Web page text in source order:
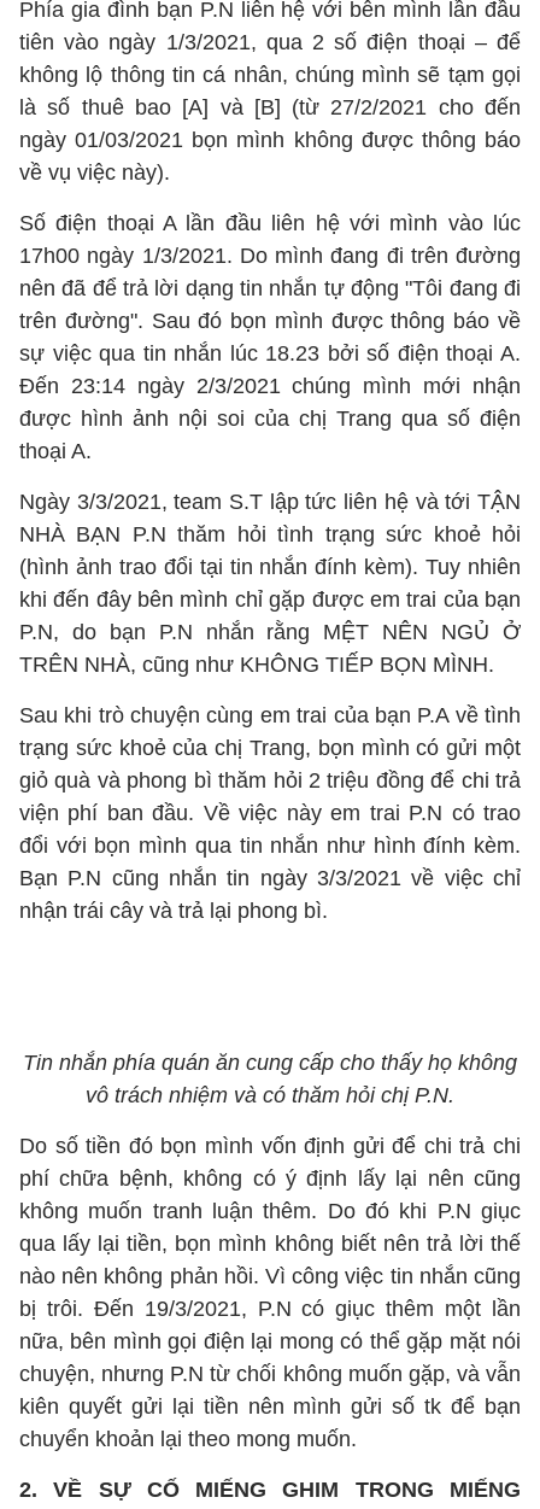
Phía gia đình bạn P.N liên hệ với bên mình lần đầu
tiên vào ngày 1/3/2021, qua 2 số điện thoại – để
không lộ thông tin cá nhân, chúng mình sẽ tạm gọi
là số thuê bao [A] và [B] (từ 27/2/2021 cho đến
ngày 01/03/2021 bọn mình không được thông báo
về vụ việc này).
Số điện thoại A lần đầu liên hệ với mình vào lúc
17h00 ngày 1/3/2021. Do mình đang đi trên đường
nên đã để trả lời dạng tin nhắn tự động "Tôi đang đi
trên đường". Sau đó bọn mình được thông báo về
sự việc qua tin nhắn lúc 18.23 bởi số điện thoại A.
Đến 23:14 ngày 2/3/2021 chúng mình mới nhận
được hình ảnh nội soi của chị Trang qua số điện
thoại A.
Ngày 3/3/2021, team S.T lập tức liên hệ và tới TẬN
NHÀ BẠN P.N thăm hỏi tình trạng sức khoẻ hỏi
(hình ảnh trao đổi tại tin nhắn đính kèm). Tuy nhiên
khi đến đây bên mình chỉ gặp được em trai của bạn
P.N, do bạn P.N nhắn rằng MỆT NÊN NGỦ Ở
TRÊN NHÀ, cũng như KHÔNG TIẾP BỌN MÌNH.
Sau khi trò chuyện cùng em trai của bạn P.A về tình
trạng sức khoẻ của chị Trang, bọn mình có gửi một
giỏ quà và phong bì thăm hỏi 2 triệu đồng để chi trả
viện phí ban đầu. Về việc này em trai P.N có trao
đổi với bọn mình qua tin nhắn như hình đính kèm.
Bạn P.N cũng nhắn tin ngày 3/3/2021 về việc chỉ
nhận trái cây và trả lại phong bì.
Tin nhắn phía quán ăn cung cấp cho thấy họ không
vô trách nhiệm và có thăm hỏi chị P.N.
Do số tiền đó bọn mình vốn định gửi để chi trả chi
phí chữa bệnh, không có ý định lấy lại nên cũng
không muốn tranh luận thêm. Do đó khi P.N giục
qua lấy lại tiền, bọn mình không biết nên trả lời thế
nào nên không phản hồi. Vì công việc tin nhắn cũng
bị trôi. Đến 19/3/2021, P.N có giục thêm một lần
nữa, bên mình gọi điện lại mong có thể gặp mặt nói
chuyện, nhưng P.N từ chối không muốn gặp, và vẫn
kiên quyết gửi lại tiền nên mình gửi số tk để bạn
chuyển khoản lại theo mong muốn.
2. VỀ SỰ CỐ MIẾNG GHIM TRONG MIẾNG